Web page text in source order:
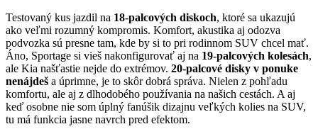
Testovaný kus jazdil na 18-palcových diskoch, ktoré sa ukazujú
ako veľmi rozumný kompromis. Komfort, akustika aj odozva
podvozka sú presne tam, kde by si to pri rodinnom SUV chcel mať.
Áno, Sportage si vieš nakonfigurovať aj na 19-palcových kolesách,
ale Kia našťastie nejde do extrémov. 20-palcové disky v ponuke
nenájdeš a úprimne, je to skôr dobrá správa. Nielen z pohľadu
komfortu, ale aj z dlhodobého používania na našich cestách. A aj
keď osobne nie som úplný fanúšik dizajnu veľkých kolies na SUV,
tu má funkcia jasne navrch pred efektom.